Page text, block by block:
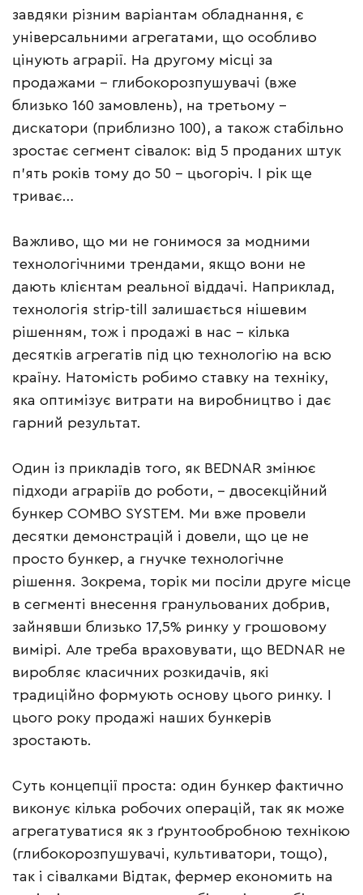
завдяки різним варіантам обладнання, є
універсальними агрегатами, що особливо
цінують аграрії. На другому місці за
продажами – глибокорозпушувачі (вже
близько 160 замовлень), на третьому –
дискатори (приблизно 100), а також стабільно
зростає сегмент сівалок: від 5 проданих штук
п’ять років тому до 50 – цьогоріч. І рік ще
триває…
Важливо, що ми не гонимося за модними
технологічними трендами, якщо вони не
дають клієнтам реальної віддачі. Наприклад,
технологія strip-till залишається нішевим
рішенням, тож і продажі в нас – кілька
десятків агрегатів під цю технологію на всю
країну. Натомість робимо ставку на техніку,
яка оптимізує витрати на виробництво і дає
гарний результат.
Один із прикладів того, як BEDNAR змінює
підходи аграріїв до роботи, – двосекційний
бункер COMBO SYSTEM. Ми вже провели
десятки демонстрацій і довели, що це не
просто бункер, а гнучке технологічне
рішення. Зокрема, торік ми посіли друге місце
в сегменті внесення гранульованих добрив,
зайнявши близько 17,5% ринку у грошовому
вимірі. Але треба враховувати, що BEDNAR не
виробляє класичних розкидачів, які
традиційно формують основу цього ринку. І
цього року продажі наших бункерів
зростають.
Суть концепції проста: один бункер фактично
виконує кілька робочих операцій, так як може
агрегатуватися як з ґрунтообробною технікою
(глибокорозпушувачі, культиватори, тощо),
так і сівалками Відтак, фермер економить на